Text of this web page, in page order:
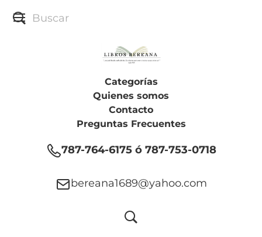
Categorías
Quienes somos
Contacto
Preguntas Frecuentes
787-764-6175 ó 787-753-0718
bereana1689@yahoo.com